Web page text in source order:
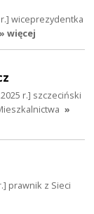
wiceprezydentka
» więcej
r.] szczeciński
»
prawnik z Sieci